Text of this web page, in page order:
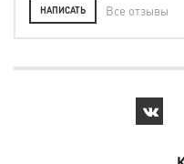
НАПИСАТЬ Все отзывы